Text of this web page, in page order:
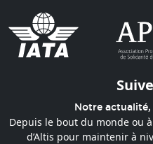
Notre actualité,
Depuis le bout du monde ou
d’Altis pour maintenir à